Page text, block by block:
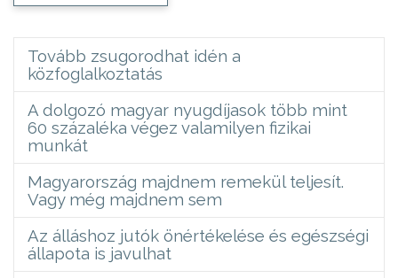
Tovább zsugorodhat idén a
közfoglalkoztatás
A dolgozó magyar nyugdíjasok több mint
60 százaléka végez valamilyen fizikai
munkát
Magyarország majdnem remekül teljesít.
Vagy még majdnem sem
Az álláshoz jutók önértékelése és egészségi
állapota is javulhat